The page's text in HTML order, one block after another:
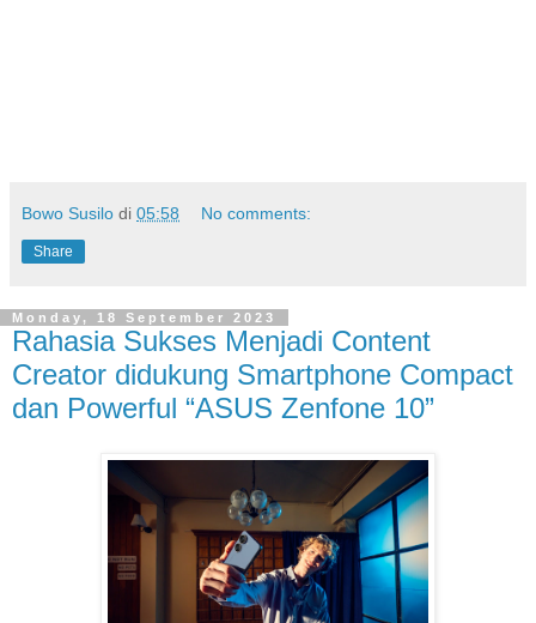
Bowo Susilo di 05:58 No comments:
Share
Monday, 18 September 2023
Rahasia Sukses Menjadi Content
Creator didukung Smartphone Compact
dan Powerful “ASUS Zenfone 10”